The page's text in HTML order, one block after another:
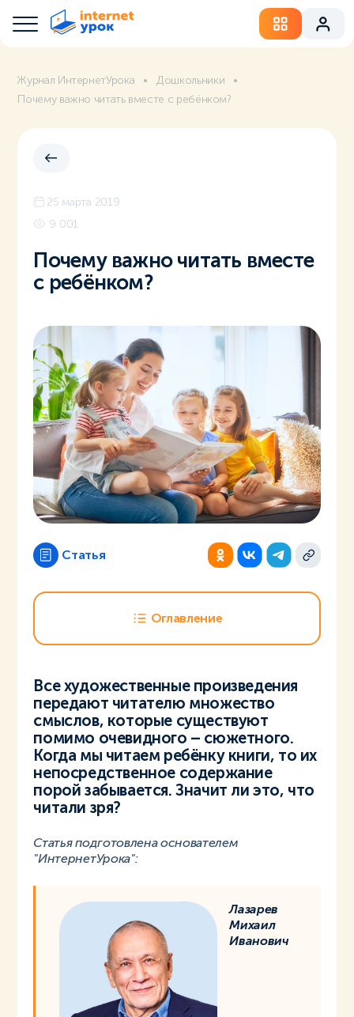
Журнал ИнтернетУрока
Дошкольники
Почему важно читать вместе с ребёнком?
25 марта 2019
9 001
Почему важно читать вместе
с ребёнком?
Статья
Оглавление
Все художественные произведения
передают читателю множество
смыслов, которые существуют
помимо очевидного – сюжетного.
Когда мы читаем ребёнку книги, то их
непосредственное содержание
порой забывается. Значит ли это, что
читали зря?
Статья подготовлена основателем
"ИнтернетУрока":
Лазарев
Михаил
Иванович